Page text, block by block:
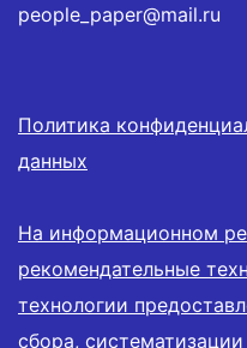
people_paper@mail.ru
Политика
данных
На информационном
рекомендательные
технологии
сбора,